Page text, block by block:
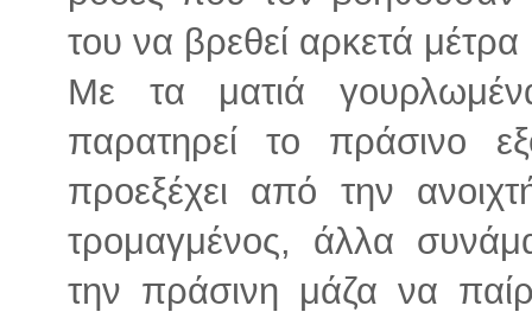
του να βρεθεί αρκετά
Με τα ματιά
παρατηρεί το πράσινο
προεξέχει από την
τρομαγμένος, άλλα
την πράσινη μάζα να